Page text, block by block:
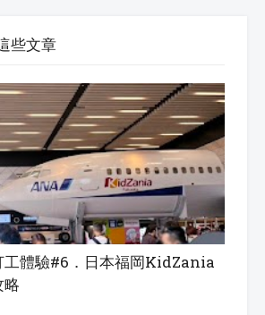
些文章
工體驗#6．日本福岡KidZania
略